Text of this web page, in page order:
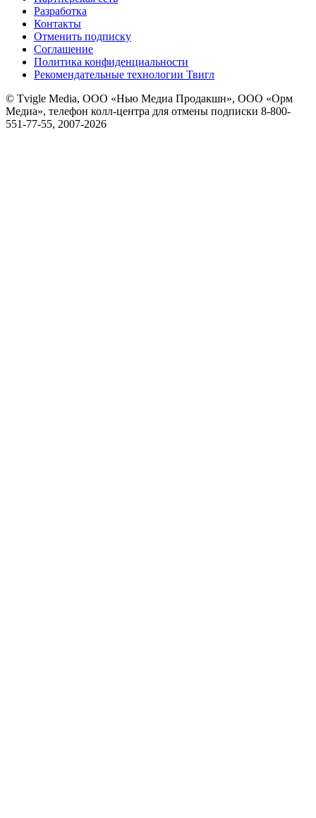
Разработка
Контакты
Отменить подписку
Соглашение
Политика конфиденциальности
Рекомендательные технологии Твигл
© Tvigle Media, ООО «Нью Медиа Продакшн», ООО «Орм
Медиа», телефон колл-центра для отмены подписки 8-800-
551-77-55, 2007-2026